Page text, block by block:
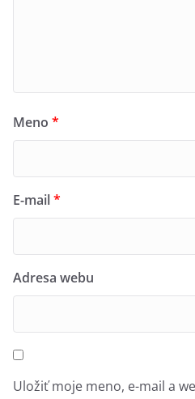
Meno *
E-mail*
Adresa webu
Uložiť moje meno, e-mail a